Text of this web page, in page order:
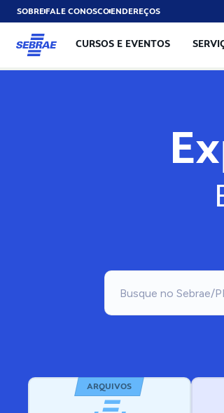
SOBREFALE CONOSCOENDEREÇOS
CURSOS E EVENTOS
ARQUIVOS